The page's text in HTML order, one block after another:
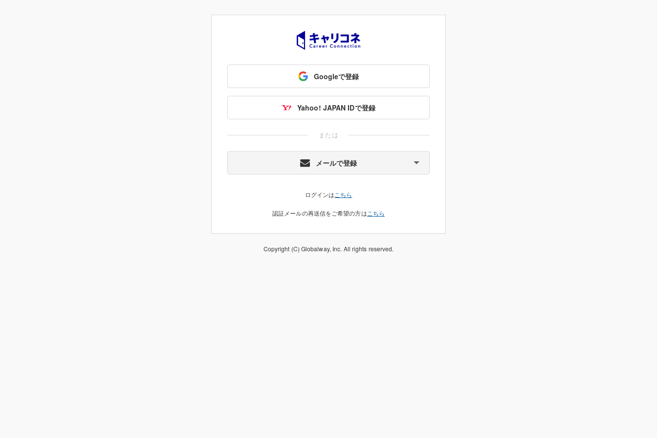
Googleで登録
Yahoo! JAPAN IDで登録
または
メールで登録
ログインは こちら
認証メールの再送信をご希望の方は こちら
Copyright (C) Globalway, Inc. All rights reserved.